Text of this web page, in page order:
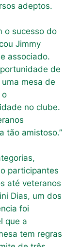
adeptos.
o sucesso do
Jimmy
associado.
de
mesa de
o
no clube.
tão amistoso.”
participantes
até veteranos
Dias, um dos
foi
que a
tem regras